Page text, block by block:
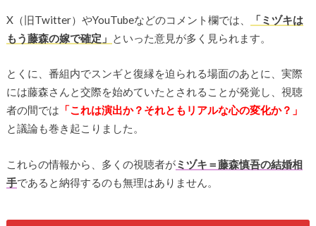
X（旧Twitter）やYouTubeなどのコメント欄では、
「ミヅキは
もう藤森の嫁で確定」 といった意見が多く見られます。
とくに、番組内でスンギと復縁を迫られる場面のあとに、実際
には藤森さんと交際を始めていたとされることが発覚し、視聴
者の間では 「これは演出か？それともリアルな心の変化か？」
と議論も巻き起こりました。
これらの情報から、多くの視聴者がミヅキ＝藤森慎吾の結婚相
手であると納得するのも無理はありません。